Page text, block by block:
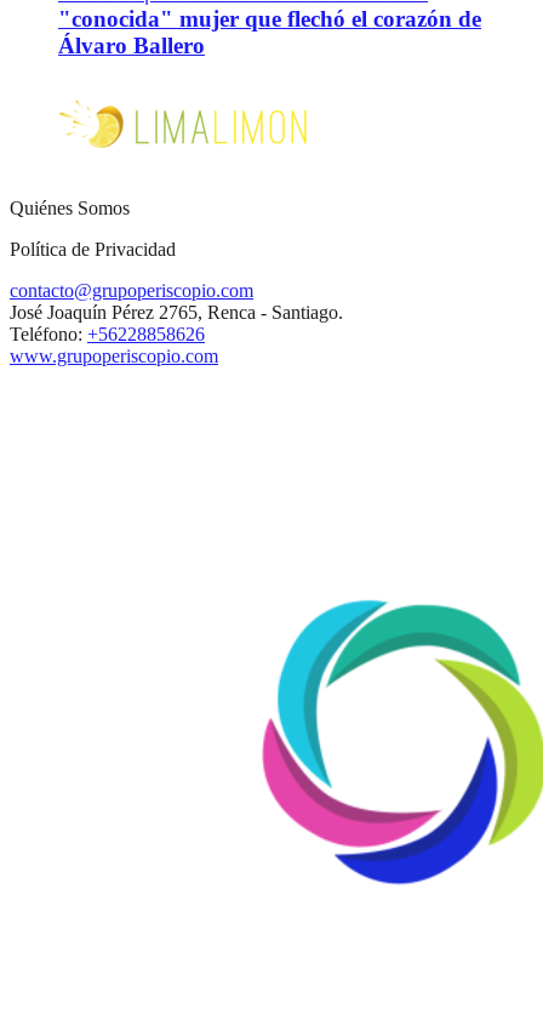
"conocida" mujer que flechó el corazón de
Álvaro Ballero
Quiénes Somos
Política de Privacidad
contacto@grupoperiscopio.com
José Joaquín Pérez 2765, Renca - Santiago.
Teléfono: +56228858626
www.grupoperiscopio.com